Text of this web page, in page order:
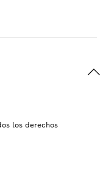
los derechos